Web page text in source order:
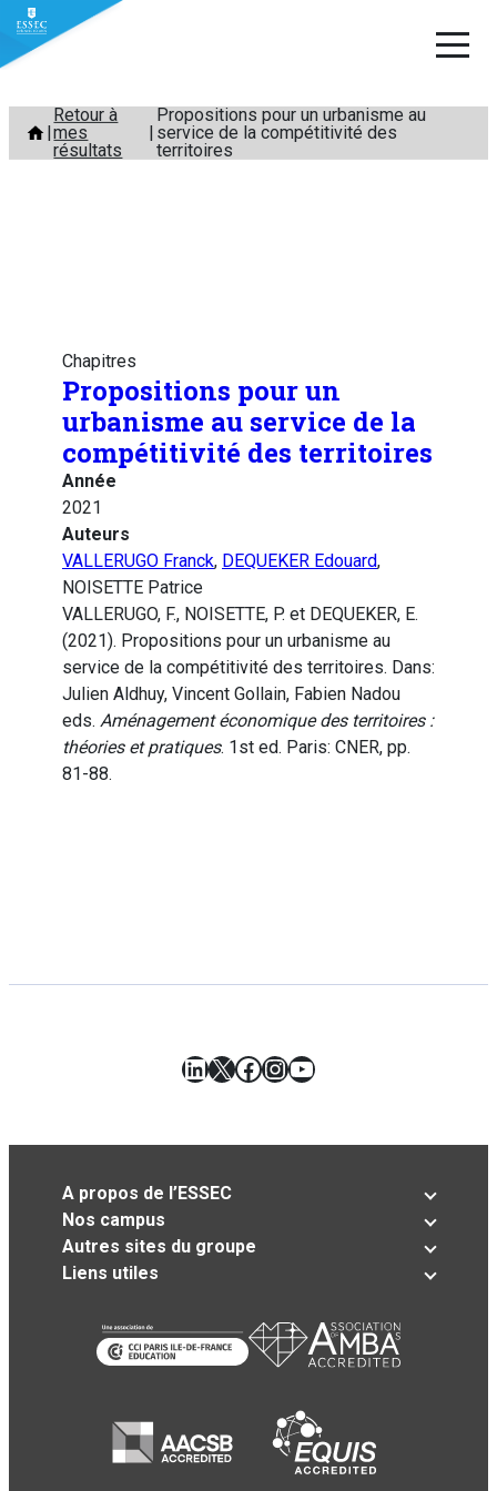
Aller
contenu
Retour à
mes
résultats
Propositions pour un urbanisme au
service de la compétitivité des
territoires
Chapitres
Propositions pour un
urbanisme au service de la
compétitivité des territoires
Année
2021
Auteurs
VALLERUGO Franck, DEQUEKER Edouard,
NOISETTE Patrice
VALLERUGO, F., NOISETTE, P. et DEQUEKER, E.
(2021). Propositions pour un urbanisme au
service de la compétitivité des territoires. Dans:
Julien Aldhuy, Vincent Gollain, Fabien Nadou
eds. Aménagement économique des territoires :
théories et pratiques. 1st ed. Paris: CNER, pp.
81-88.
LinkedIn
X Facebook
Instagram
YouTube
A propos de l’ESSEC
Nos campus
Autres sites du groupe
Liens utiles